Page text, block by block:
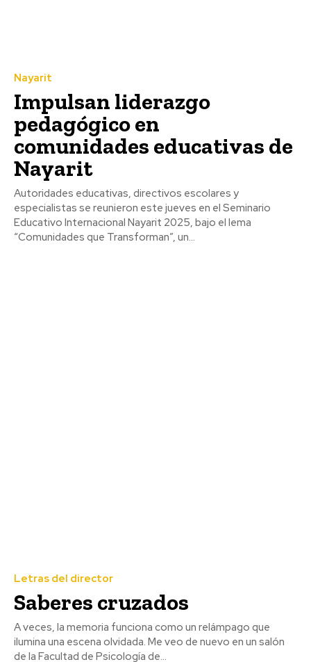
Nayarit
Impulsan liderazgo
pedagógico en
comunidades educativas de
Nayarit
Autoridades educativas, directivos escolares y
especialistas se reunieron este jueves en el Seminario
Educativo Internacional Nayarit 2025, bajo el lema
“Comunidades que Transforman”, un...
Letras del director
Saberes cruzados
A veces, la memoria funciona como un relámpago que
ilumina una escena olvidada. Me veo de nuevo en un salón
de la Facultad de Psicología de...